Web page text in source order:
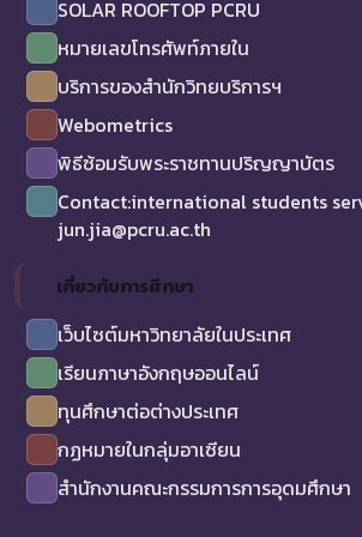
SOLAR ROOFTOP PCRU
หมายเลขโทรศัพท์ภายใน
บริการของสำนักวิทยบริการฯ
Webometrics
พิธีซ้อมรับพระราชทานปริญญาบัตร
Contact:international students
jun.jia@pcru.ac.th
เกี่ยวกับการศึกษา
เว็บไซต์มหาวิทยาลัยในประเทศ
เรียนภาษาอังกฤษออนไลน์
ทุนศึกษาต่อต่างประเทศ
กฏหมายในกลุ่มอาเซียน
สำนักงานคณะกรรมการการอุดมศึกษา